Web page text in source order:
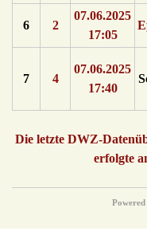
6 2
07.06.2025
17:05
7 4
07.06.2025
17:40
Die letzte DWZ-
erfolgte
Powered